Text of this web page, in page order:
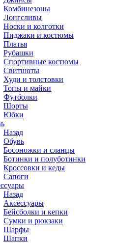
Комбинезоны
Лонгсливы
Носки и колготки
Пиджаки и костюмы
Платья
Рубашки
Спортивные костюмы
Свитшоты
Худи и толстовки
Топы и майки
Футболки
Шорты
Юбки
Назад
Обувь
Босоножки и сланцы
Ботинки и полуботинки
Кроссовки и кеды
Сапоги
Назад
Аксессуары
Бейсболки и кепки
Сумки и рюкзаки
Шарфы
Шапки